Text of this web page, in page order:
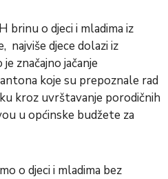
brinu o djeci i mladima iz
najviše djece dolazi iz
značajno jačanje
koje su prepoznale rad
kroz uvrštavanje porodičnih
u općinske budžete za
o djeci i mladima bez